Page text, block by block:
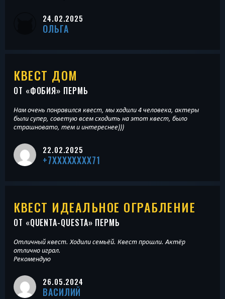
24.02.2025
ОЛЬГА
КВЕСТ ДОМ
ОТ «ФОБИЯ» ПЕРМЬ
Нам очень понравился квест, мы ходили 4 человека, актеры
были супер, советую всем сходить на этот квест, было
страшновато, тем и интереснее)))
22.02.2025
+7XXXXXXXX71
КВЕСТ ИДЕАЛЬНОЕ ОГРАБЛЕНИЕ
ОТ «QUENTA-QUESTA» ПЕРМЬ
Отличный квест. Ходили семьёй. Квест прошли. Актёр
отлично играл.
Рекомендую
26.05.2024
ВАСИЛИЙ